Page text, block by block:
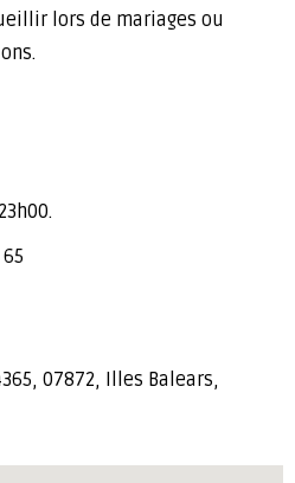
lors de mariages ou
07872, Illes Balears,